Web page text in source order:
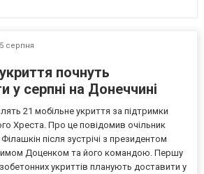
5 серпня
почнуть
у серпні на Донеччині
21 мобільне укриття за підтримки
Хреста. Про це повідомив очільник
після зустрічі з президентом
Доценком та його командою. Першу
укриттів планують доставити у